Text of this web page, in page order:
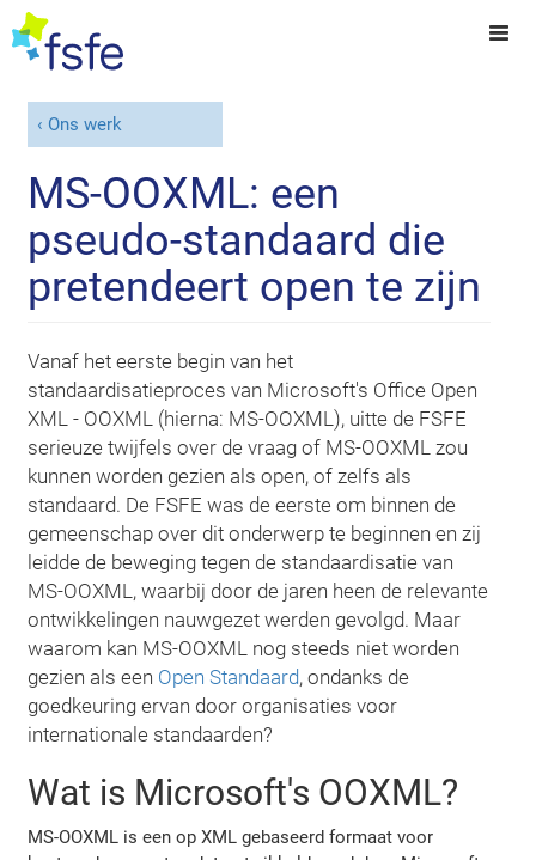
Ons werk
MS-OOXML: een
pseudo-standaard die
pretendeert open te zijn
Vanaf het eerste begin van het
standaardisatieproces van Microsoft's Office Open
XML - OOXML (hierna: MS-OOXML), uitte de FSFE
serieuze twijfels over de vraag of MS-OOXML zou
kunnen worden gezien als open, of zelfs als
standaard. De FSFE was de eerste om binnen de
gemeenschap over dit onderwerp te beginnen en zij
leidde de beweging tegen de standaardisatie van
MS-OOXML, waarbij door de jaren heen de relevante
ontwikkelingen nauwgezet werden gevolgd. Maar
waarom kan MS-OOXML nog steeds niet worden
gezien als een Open Standaard, ondanks de
goedkeuring ervan door organisaties voor
internationale standaarden?
Wat is Microsoft's OOXML?
MS-OOXML is een op XML gebaseerd formaat voor